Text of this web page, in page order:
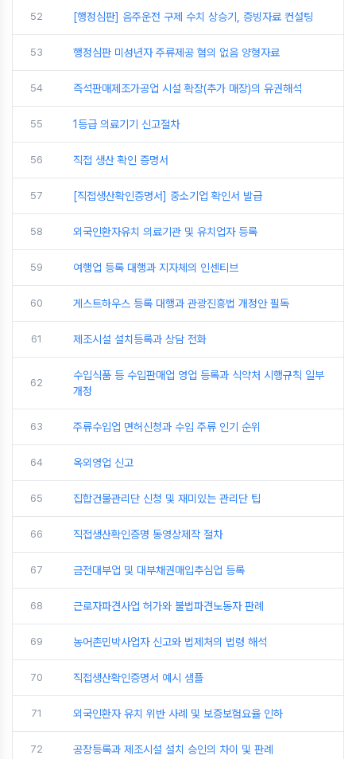
52 [행정심판] 음주운전 구제 수치 상승기, 증빙자료 컨설팅
53 행정심판 미성년자 주류제공 혐의 없음 양형자료
54 즉석판매제조가공업 시설 확장(추가 매장)의 유권해석
55 1등급 의료기기 신고절차
56 직접 생산 확인 증명서
57 [직접생산확인증명서] 중소기업 확인서 발급
58 외국인환자유치 의료기관 및 유치업자 등록
59 여행업 등록 대행과 지자체의 인센티브
60 게스트하우스 등록 대행과 관광진흥법 개정안 필독
61 제조시설 설치등록과 상담 전화
62
수입식품 등 수입판매업 영업 등록과 식약처 시행규칙 일부
개정
63 주류수입업 면허신청과 수입 주류 인기 순위
64 옥외영업 신고
65 집합건물관리단 신청 및 재미있는 관리단 팁
66 직접생산확인증명 동영상제작 절차
67 금전대부업 및 대부채권매입추심업 등록
68 근로자파견사업 허가와 불법파견노동자 판례
69 농어촌민박사업자 신고와 법제처의 법령 해석
70 직접생산확인증명서 예시 샘플
71 외국인환자 유치 위반 사례 및 보증보험요율 인하
72 공장등록과 제조시설 설치 승인의 차이 및 판례